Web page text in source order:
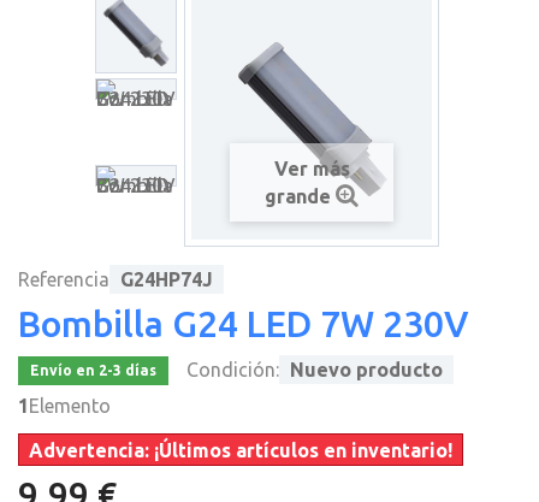
Ver más
grande
Referencia G24HP74J
Bombilla G24 LED 7W 230V
Envío en 2-3 días Condición: Nuevo producto
1Elemento
Advertencia: ¡Últimos artículos en inventario!